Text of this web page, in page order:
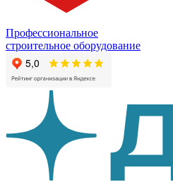
Профессиональное
строительное оборудование